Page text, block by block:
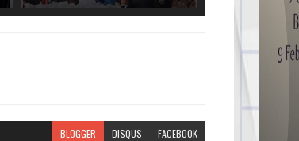
BLOGGER DISQUS FACEBOOK